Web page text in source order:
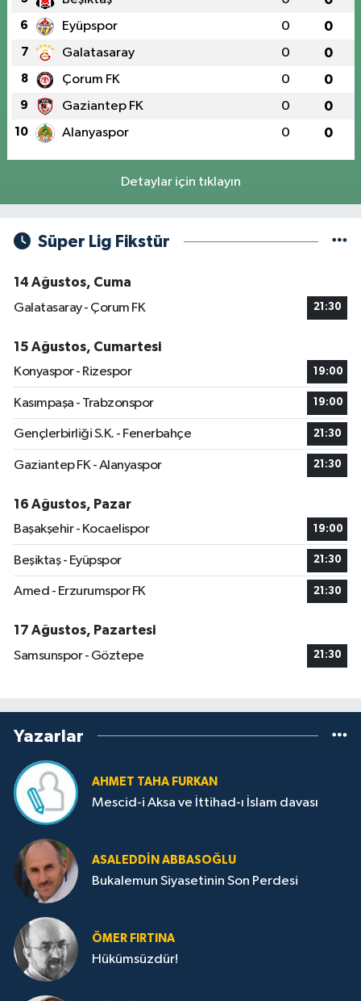
6 Eyüpspor 0 0
7 Galatasaray 0 0
8 Çorum FK 0 0
9 Gaziantep FK 0 0
10 Alanyaspor 0 0
Detaylar için tıklayın
Süper Lig Fikstür
14 Ağustos, Cuma
Galatasaray - Çorum FK
21:30
15 Ağustos, Cumartesi
Konyaspor - Rizespor
19:00
Kasımpaşa - Trabzonspor 19:00
Gençlerbirliği S.K. - Fenerbahçe 21:30
Gaziantep FK - Alanyaspor 21:30
16 Ağustos, Pazar
Başakşehir - Kocaelispor
19:00
Beşiktaş - Eyüpspor 21:30
Amed - Erzurumspor FK 21:30
17 Ağustos, Pazartesi
Samsunspor - Göztepe
21:30
Yazarlar
AHMET TAHA FURKAN
Mescid-i Aksa ve İttihad-ı İslam davası
ASALEDDIN ABBASOĞLU
Bukalemun Siyasetinin Son Perdesi
ÖMER FIRTINA
Hükümsüzdür!